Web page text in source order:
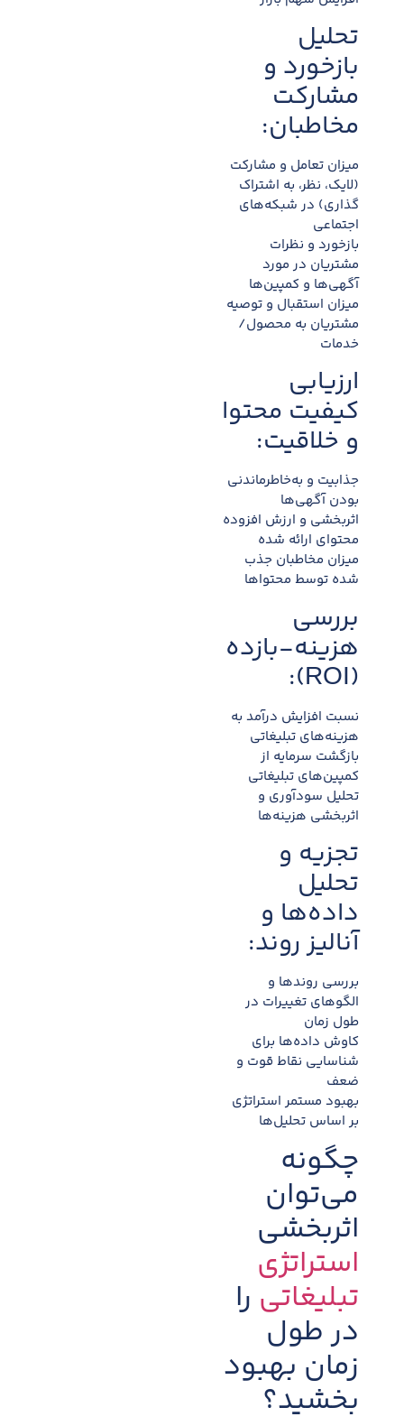
تحلیل
بازخورد و
مشارکت
مخاطبان:
میزان تعامل و مشارکت
(لایک، نظر، به اشتراک
گذاری) در شبکه‌های
اجتماعی
بازخورد و نظرات
مشتریان در مورد
آگهی‌ها و کمپین‌ها
میزان استقبال و توصیه
مشتریان به محصول/
خدمات
ارزیابی
کیفیت محتوا
و خلاقیت:
جذابیت و به‌خاطرماندنی
بودن آگهی‌ها
اثربخشی و ارزش افزوده
محتوای ارائه شده
میزان مخاطبان جذب
شده توسط محتواها
بررسی
هزینه-بازده
(ROI):
نسبت افزایش درآمد به
هزینه‌های تبلیغاتی
بازگشت سرمایه از
کمپین‌های تبلیغاتی
تحلیل سودآوری و
اثربخشی هزینه‌ها
تجزیه و
تحلیل
داده‌ها و
آنالیز روند:
بررسی روندها و
الگوهای تغییرات در
طول زمان
کاوش داده‌ها برای
شناسایی نقاط قوت و
ضعف
بهبود مستمر استراتژی
بر اساس تحلیل‌ها
چگونه
می‌توان
اثربخشی
استراتژی
تبلیغاتی را
در طول
زمان بهبود
بخشید؟